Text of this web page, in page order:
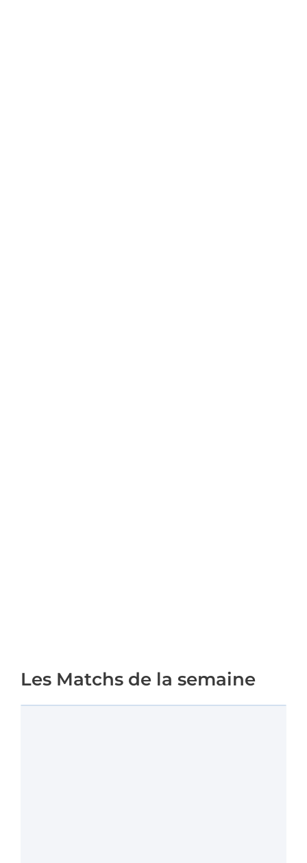
Les Matchs de la semaine